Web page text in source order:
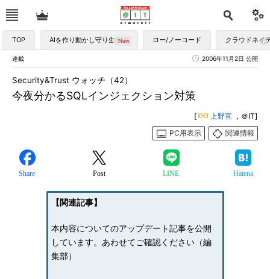
TOP AIを作り動かし守り生かす ロー/ノーコード クラウドネイ
連載 2006年11月2日 公開
今夜分かるSQLインジェクション対策
Security&Trust ウォッチ（42）
[ 上野宣 ，＠IT]
PC用表示
関連情報
Share Post LINE Hatena
【関連記事】
本内容についてのアップデート記事を公開
しています。あわせてご確認ください（編
集部）